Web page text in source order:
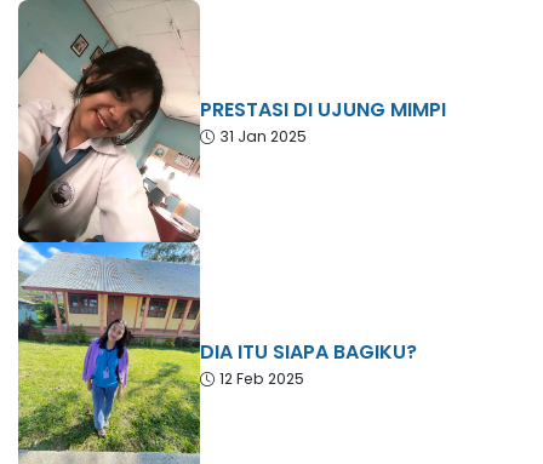
PRESTASI DI UJUNG MIMPI
31 Jan 2025
DIA ITU SIAPA BAGIKU?
12 Feb 2025